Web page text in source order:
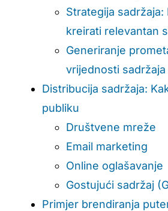
Strategija sadržaja:
kreirati relevantan
Generiranje
vrijednosti sadržaja
Distribucija sadržaja:
publiku
Društvene mreže
Email marketing
Online oglašavanje
Gostujući sadržaj
Primjer brendiranja